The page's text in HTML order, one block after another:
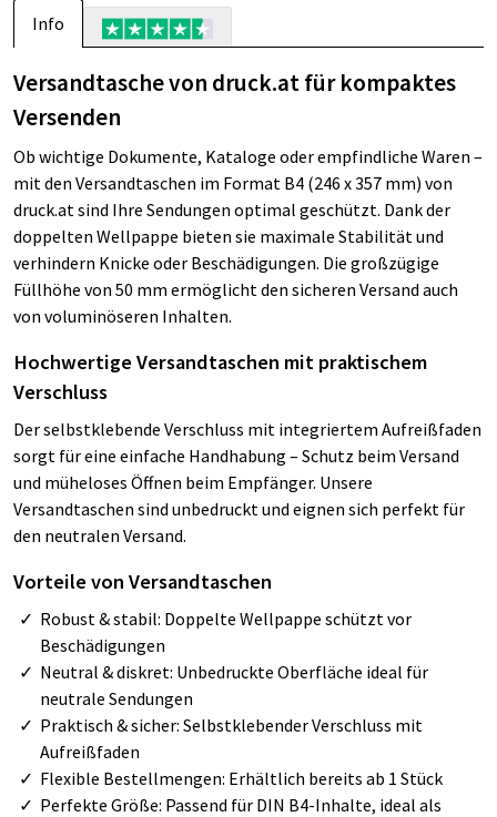
Info
Versandtasche von druck.at für kompaktes
Versenden
Ob wichtige Dokumente, Kataloge oder empfindliche Waren –
mit den Versandtaschen im Format B4 (246 x 357 mm) von
druck.at sind Ihre Sendungen optimal geschützt. Dank der
doppelten Wellpappe bieten sie maximale Stabilität und
verhindern Knicke oder Beschädigungen. Die großzügige
Füllhöhe von 50 mm ermöglicht den sicheren Versand auch
von voluminöseren Inhalten.
Hochwertige Versandtaschen mit praktischem
Verschluss
Der selbstklebende Verschluss mit integriertem Aufreißfaden
sorgt für eine einfache Handhabung – Schutz beim Versand
und müheloses Öffnen beim Empfänger. Unsere
Versandtaschen sind unbedruckt und eignen sich perfekt für
den neutralen Versand.
Vorteile von Versandtaschen
Robust & stabil: Doppelte Wellpappe schützt vor
Beschädigungen
Neutral & diskret: Unbedruckte Oberfläche ideal für
neutrale Sendungen
Praktisch & sicher: Selbstklebender Verschluss mit
Aufreißfaden
Flexible Bestellmengen: Erhältlich bereits ab 1 Stück
Perfekte Größe: Passend für DIN B4-Inhalte, ideal als